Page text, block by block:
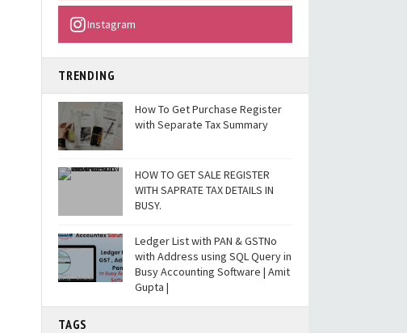
Instagram
TRENDING
How To Get Purchase Register
with Separate Tax Summary
HOW TO GET SALE REGISTER
WITH SAPRATE TAX DETAILS IN
BUSY.
Ledger List with PAN & GSTNo
with Address using SQL Query in
Busy Accounting Software | Amit
Gupta |
TAGS